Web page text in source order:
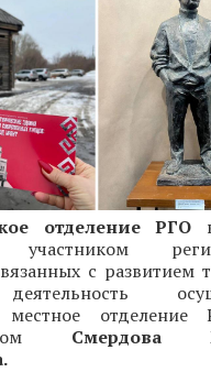
отделение РГО
участником
с развитием
местное
Смердова